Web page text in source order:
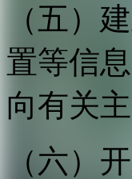
（五）
置等信
向有关
（六）